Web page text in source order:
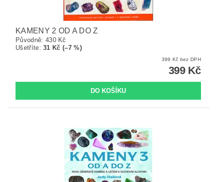
KAMENY 2 OD A DO Z
Původně: 430 Kč
Ušetříte:31 Kč (–7 %)
399 Kč bez DPH
399 Kč